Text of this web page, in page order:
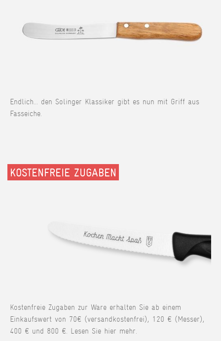
Endlich... den Solinger Klassiker gibt es nun mit Griff aus
Fasseiche.
KOSTENFREIE ZUGABEN
Kostenfreie Zugaben zur Ware erhalten Sie ab einem
Einkaufswert von 70€ (versandkostenfrei), 120 € (Messer),
400 € und 800 €. Lesen Sie hier mehr.